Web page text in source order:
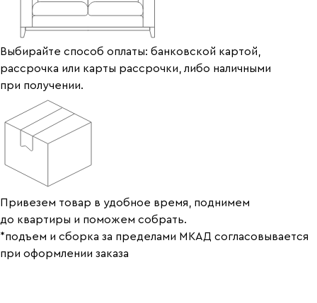
Выбирайте способ оплаты: банковской картой,
рассрочка или карты рассрочки, либо наличными
при получении.
Привезем товар в удобное время, поднимем
до квартиры и поможем собрать.
*подъем и сборка за пределами МКАД согласовывается
при оформлении заказа